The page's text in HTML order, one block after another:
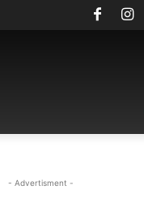
- Advertisment -